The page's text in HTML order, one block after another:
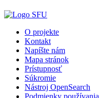
O projekte
Kontakt
Napíšte nám
Mapa stránok
Prístupnosť
Súkromie
Nástroj OpenSearch